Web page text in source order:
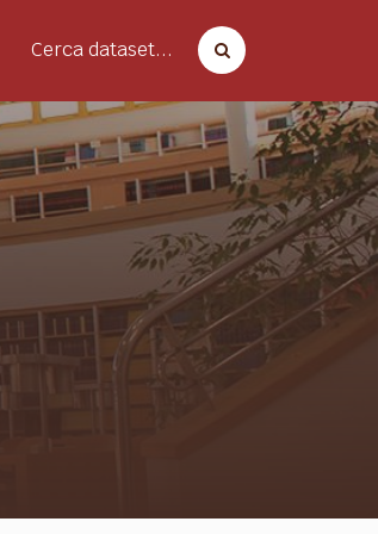
Cerca dataset...